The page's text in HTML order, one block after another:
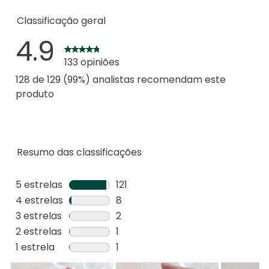
Resumo das classificações
5 estrelas estrelas
121
121
análises
com
5
4 estrelas estrelas
8
8
análises
com
3 estrelas estrelas
2
2
análises
com
2 estrelas estrelas
1
1
análise
1 estrela estrelas
1
1
Classificação geral
4.9
133 opiniões
128 de 129 (99%) analistas recomendam este
produto